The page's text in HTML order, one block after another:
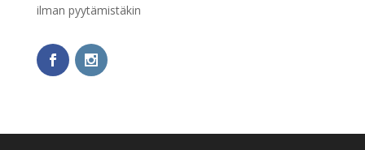
ilman pyytämistäkin